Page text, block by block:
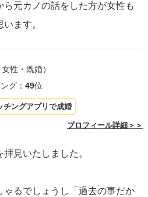
元カノの話をした方が女性も
ます。
女性・既婚）
グ： 49位
チングアプリで成婚
プロフィール詳細＞＞
見いたしました。
るでしょうし「過去の事だか